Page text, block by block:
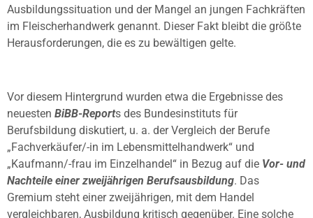
Ausbildungssituation und der Mangel an jungen Fachkräften
im Fleischerhandwerk genannt. Dieser Fakt bleibt die größte
Herausforderungen, die es zu bewältigen gelte.
Vor diesem Hintergrund wurden etwa die Ergebnisse des
neuesten BiBB-Reports des Bundesinstituts für
Berufsbildung diskutiert, u. a. der Vergleich der Berufe
„Fachverkäufer/-in im Lebensmittelhandwerk“ und
„Kaufmann/-frau im Einzelhandel“ in Bezug auf die Vor- und
Nachteile einer zweijährigen Berufsausbildung. Das
Gremium steht einer zweijährigen, mit dem Handel
vergleichbaren, Ausbildung kritisch gegenüber. Eine solche